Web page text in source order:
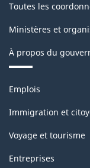
Toutes les
Ministères et
À propos du
Thèmes
sujets
Emplois
Immigration et
Voyage et tourisme
Entreprises